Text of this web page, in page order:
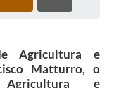
Agricultura e
Matturro, o
e